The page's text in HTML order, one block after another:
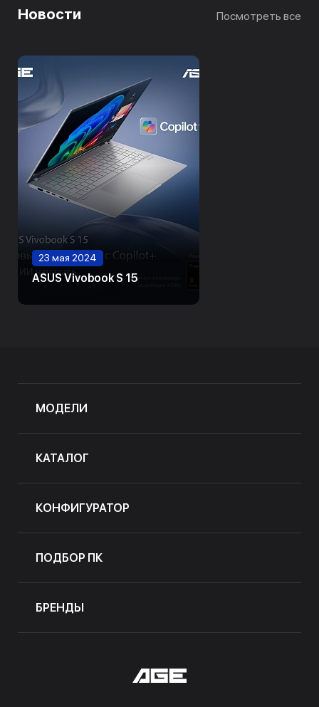
Новости Посмотреть все
23 мая 2024
ASUS Vivobook S 15
МОДЕЛИ
КАТАЛОГ
КОНФИГУРАТОР
ПОДБОР ПК
БРЕНДЫ